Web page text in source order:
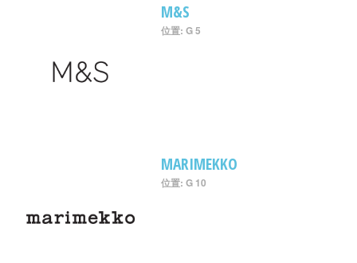
M&S
位置: G 5
MARIMEKKO
位置: G 10